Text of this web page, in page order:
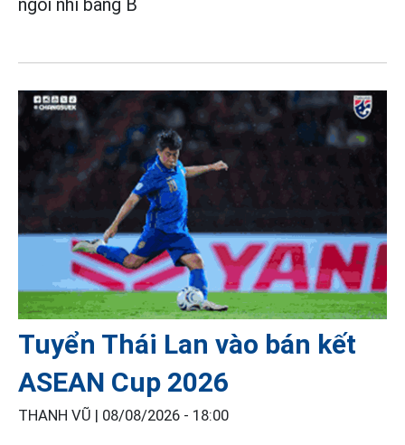
ngôi nhì bảng B
Tuyển Thái Lan vào bán kết
ASEAN Cup 2026
THANH VŨ | 08/08/2026 - 18:00